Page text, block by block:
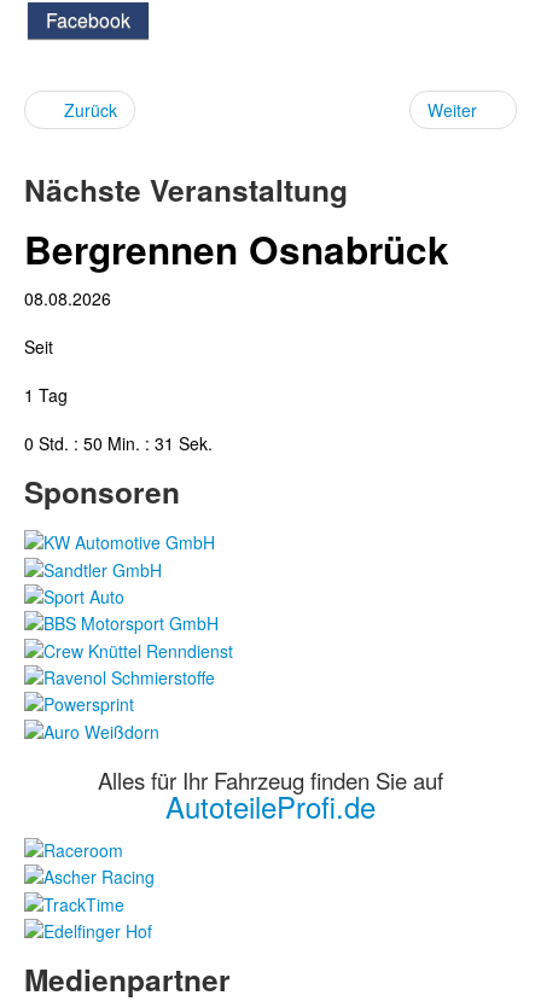
Facebook
Zurück Weiter
Nächste Veranstaltung
Bergrennen Osnabrück
08.08.2026
Seit
1 Tag
0 Std. : 50 Min. : 31 Sek.
Sponsoren
Alles für Ihr Fahrzeug finden Sie auf
AutoteileProfi.de
Medienpartner